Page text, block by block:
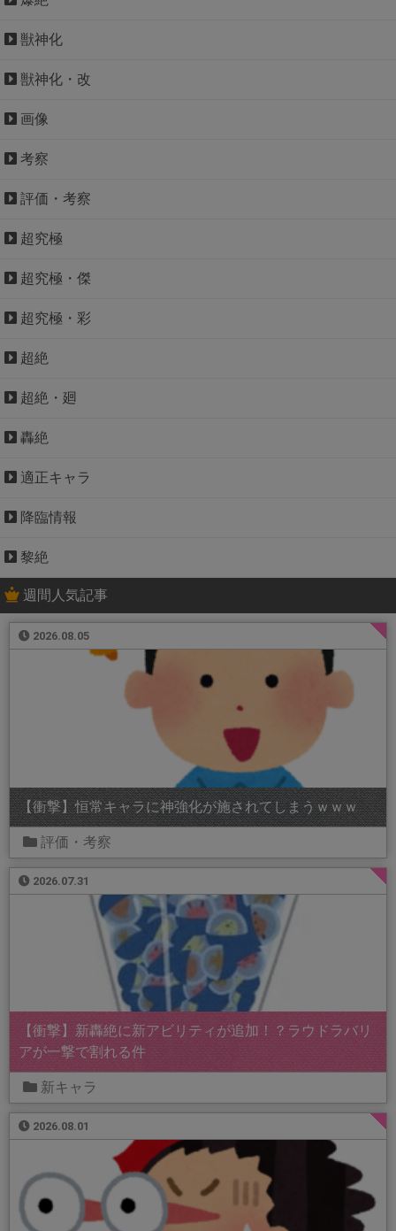
獣神化
獣神化・改
画像
考察
評価・考察
超究極
超究極・傑
超究極・彩
超絶
超絶・廻
轟絶
適正キャラ
降臨情報
黎絶
週間人気記事
2026.08.05
【衝撃】恒常キャラに神強化が施されてしまうｗｗｗ
評価・考察
2026.07.31
【衝撃】新轟絶に新アビリティが追加！？ラウドラバリ
アが一撃で割れる件
新キャラ
2026.08.01